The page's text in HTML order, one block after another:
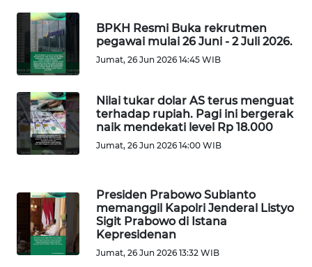
BPKH Resmi Buka rekrutmen
pegawai mulai 26 Juni - 2 Juli 2026.
Jumat, 26 Jun 2026 14:45 WIB
Nilai tukar dolar AS terus menguat
terhadap rupiah. Pagi ini bergerak
naik mendekati level Rp 18.000
Jumat, 26 Jun 2026 14:00 WIB
Presiden Prabowo Subianto
memanggil Kapolri Jenderal Listyo
Sigit Prabowo di Istana
Kepresidenan
Jumat, 26 Jun 2026 13:32 WIB
WN
GORONTALO
WN
SULUT
WN
MALUKU
MALUT
WN
DAIRI